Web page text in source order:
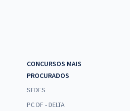
CONCURSOS MAIS
PROCURADOS
SEDES
PC DF - DELTA